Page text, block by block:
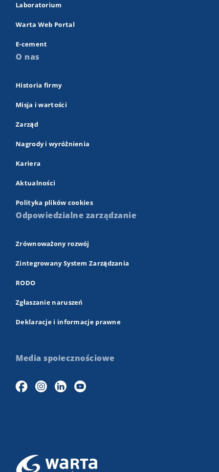
Laboratorium
Warta Web Portal
E-cement
O nas
Historia firmy
Misja i wartości
Zarząd
Nagrody i wyróżnienia
Kariera
Aktualności
Polityka plików cookies
Odpowiedzialne zarządzanie
Zrównoważony rozwój
Zintegrowany System Zarządzania
RODO
Zgłaszanie naruszeń
Deklaracje i informacje prawne
Media społecznościowe